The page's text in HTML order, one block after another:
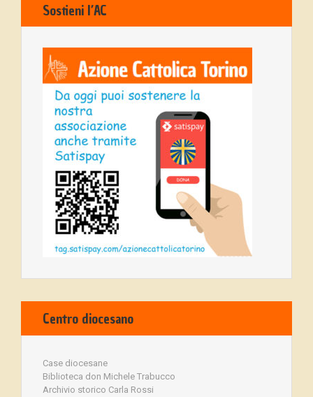
Sostieni l’AC
Centro diocesano
Case diocesane
Biblioteca don Michele Trabucco
Archivio storico Carla Rossi